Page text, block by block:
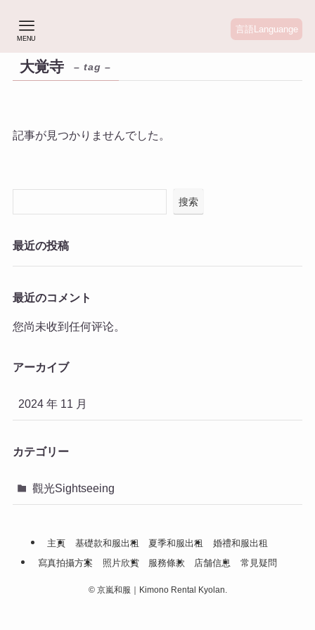
言語Languange
MENU
大覚寺 – tag –
記事が見つかりませんでした。
搜索
最近の投稿
最近のコメント
您尚未收到任何评论。
アーカイブ
2024 年 11 月
カテゴリー
觀光Sightseeing
主頁 基礎款和服出租 夏季和服出租
婚禮和服出租
寫真拍攝方案
照片欣賞 服務條款 店舗信息 常見疑問
©京嵐和服｜Kimono Rental Kyolan.